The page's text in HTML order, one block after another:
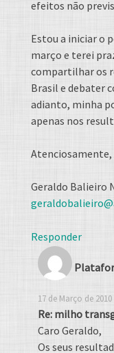
efeitos não
Estou a iniciar o
março e terei
compartilhar os
Brasil e debater
adianto, minha
apenas nos
Atenciosamente,
Geraldo Balieiro
Responder
17 de Março de 2010
Re: milho
Caro Geraldo,
Os seus